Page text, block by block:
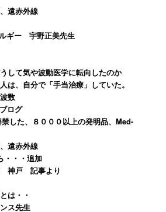
遠赤外線
ギー 宇野正美先生
して気や波動医学に転向したのか
は、自分で「手当治療」していた。
数
ログ
した、８０００以上の発明品、Med-
遠赤外線
・・・追加
神戸 記事より
は・・
ス先生